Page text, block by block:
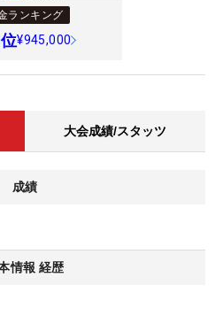
ランキング
位¥945,000
大会成績/スタッツ
成績
情報 経歴